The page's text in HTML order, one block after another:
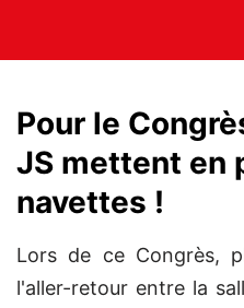
Pour le
JS mettent en
navettes !
Lors de ce Congrès,
l'aller-retour entre la